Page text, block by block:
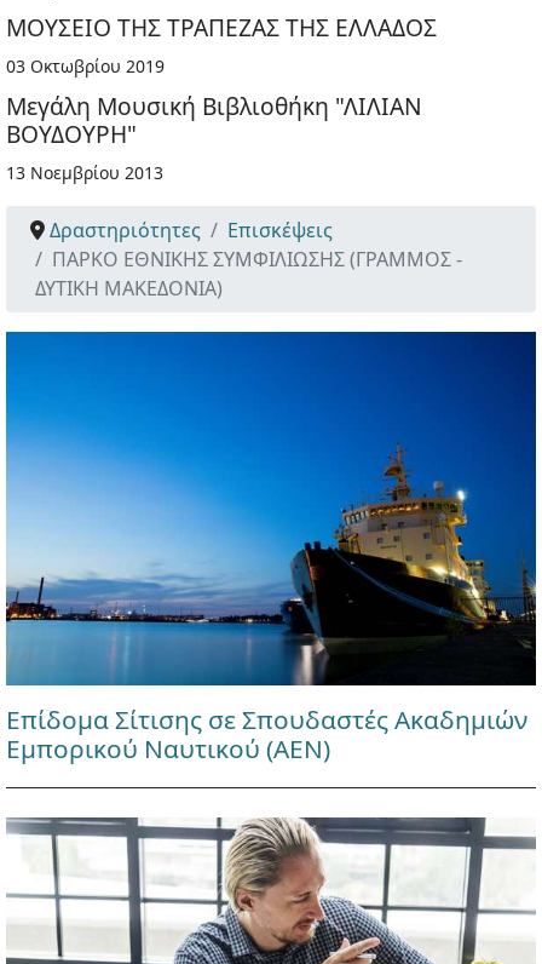
ΜΟΥΣΕΙΟ ΤΗΣ ΤΡΑΠΕΖΑΣ ΤΗΣ ΕΛΛΑΔΟΣ
03 Οκτωβρίου 2019
Μεγάλη Μουσική Βιβλιοθήκη "ΛΙΛΙΑΝ
ΒΟΥΔΟΥΡΗ"
13 Νοεμβρίου 2013
Δραστηριότητες
Επισκέψεις
ΠΑΡΚΟ ΕΘΝΙΚΗΣ ΣΥΜΦΙΛΙΩΣΗΣ (ΓΡΑΜΜΟΣ -
ΔΥΤΙΚΗ ΜΑΚΕΔΟΝΙΑ)
Επίδομα Σίτισης σε Σπουδαστές Ακαδημιών
Εμπορικού Ναυτικού (ΑΕΝ)